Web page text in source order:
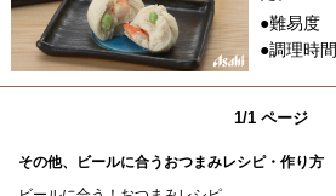
●難易度
●調理時間
1/1 ページ
その他、ビールに合うおつまみレシピ・作り方